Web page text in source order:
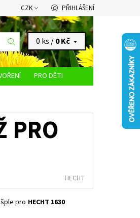
CZK PŘIHLÁŠENÍ
0 ks /0 Kč
PRO DĚTI
PRO
HECHT
pro HECHT 1630